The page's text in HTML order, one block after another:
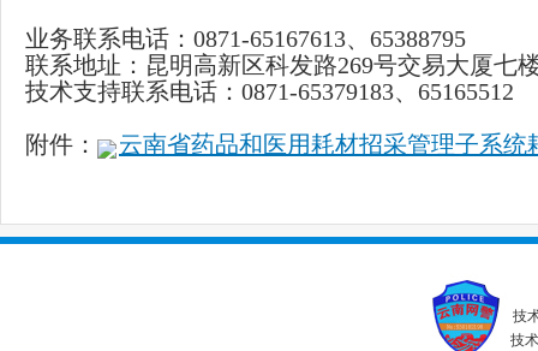
业务联系电话：0871-65167613、65388795
联系地址：昆明高新区科发路269号交易大厦七
技术支持联系电话：0871-65379183、65165512
附件：
云南省药品和医用耗材招采管理子系统
技
技